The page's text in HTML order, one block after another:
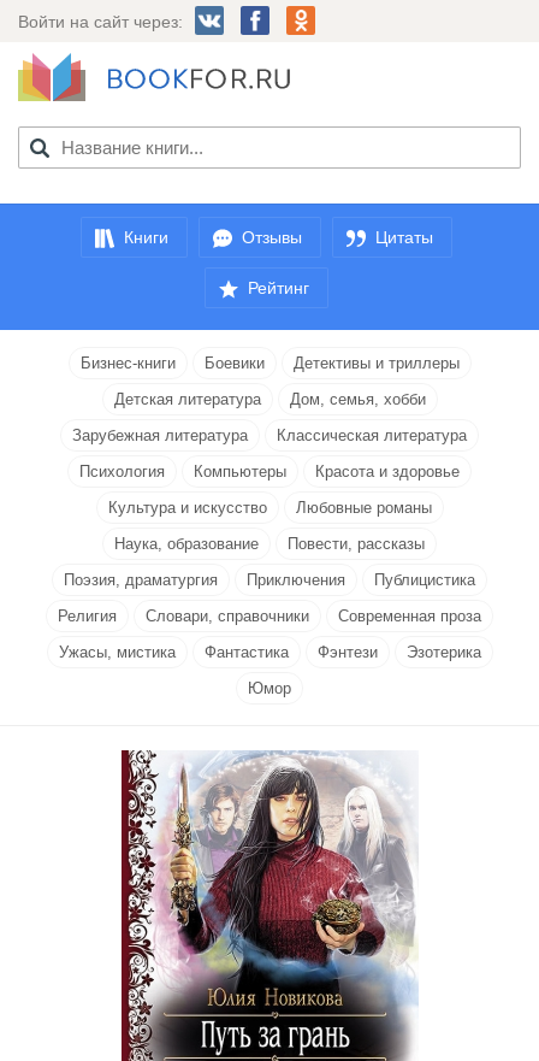
Войти на сайт через:
Книги Отзывы Цитаты
Рейтинг
Бизнес-книги Боевики
Детективы и триллеры
Детская литература
Дом, семья, хобби
Зарубежная литература
Классическая литература
Психология
Компьютеры
Красота и здоровье
Культура и искусство
Любовные романы
Наука, образование
Повести, рассказы
Поэзия, драматургия
Приключения
Публицистика
Религия
Словари, справочники
Современная проза
Ужасы, мистика
Фантастика Фэнтези
Эзотерика
Юмор